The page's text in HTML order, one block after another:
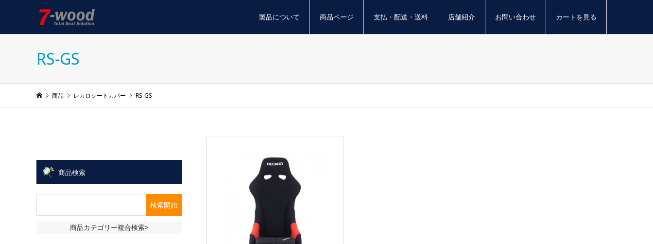
製品について 商品ページ 支払・配送・送料 店舗紹介 お問い合わせ カートを見る
RS-GS
商品 レカロシートカバー RS-GS
商品検索
商品カテゴリー複合検索>